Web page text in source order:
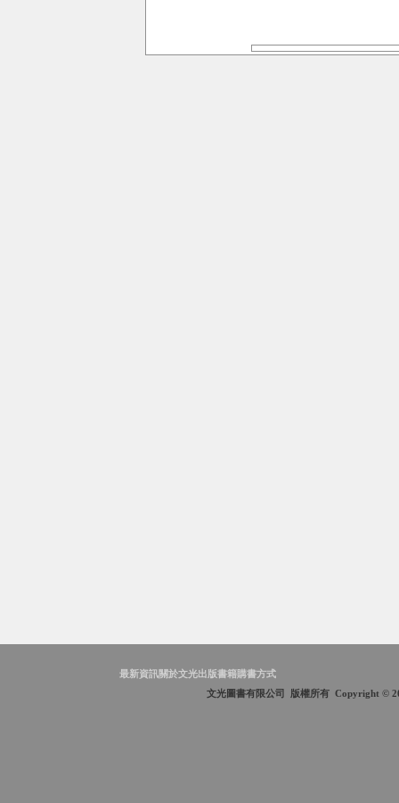
最新資訊關於文光出版書籍購書方式
文光圖書有限公司 版權所有 Copyright ©